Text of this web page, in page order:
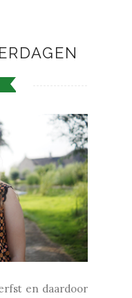
en daardoor